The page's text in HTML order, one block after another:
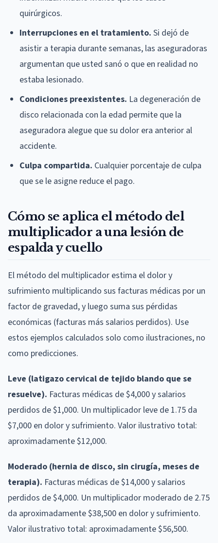
quirúrgicos.
Interrupciones en el tratamiento. Si dejó de
asistir a terapia durante semanas, las aseguradoras
argumentan que usted sanó o que en realidad no
estaba lesionado.
Condiciones preexistentes. La degeneración de
disco relacionada con la edad permite que la
aseguradora alegue que su dolor era anterior al
accidente.
Culpa compartida. Cualquier porcentaje de culpa
que se le asigne reduce el pago.
Cómo se aplica el método del
multiplicador a una lesión de
espalda y cuello
El método del multiplicador estima el dolor y
sufrimiento multiplicando sus facturas médicas por un
factor de gravedad, y luego suma sus pérdidas
económicas (facturas más salarios perdidos). Use
estos ejemplos calculados solo como ilustraciones, no
como predicciones.
Leve (latigazo cervical de tejido blando que se
resuelve). Facturas médicas de $4,000 y salarios
perdidos de $1,000. Un multiplicador leve de 1.75 da
$7,000 en dolor y sufrimiento. Valor ilustrativo total:
aproximadamente $12,000.
Moderado (hernia de disco, sin cirugía, meses de
terapia). Facturas médicas de $14,000 y salarios
perdidos de $4,000. Un multiplicador moderado de 2.75
da aproximadamente $38,500 en dolor y sufrimiento.
Valor ilustrativo total: aproximadamente $56,500.